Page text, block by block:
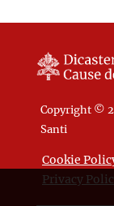
Copyright ©
Santi
Cookie
Privacy